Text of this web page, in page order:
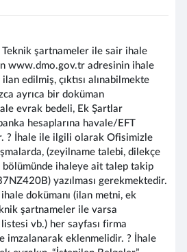
Teknik şartnameler ile sair ihale
www.dmo.gov.tr adresinin ihale
edilmiş, çıktısı alınabilmekte
ayrıca bir doküman
evrak bedeli, Ek Şartlar
hesaplarına havale/EFT
? İhale ile ilgili olarak Ofisimizle
(zeyilname talebi, dilekçe
bölümünde ihaleye ait talep takip
yazılması gerekmektedir.
dokümanı (ilan metni, ek
şartnameler ile varsa
vb.) her sayfası firma
imzalanarak eklenmelidir. ? İhale